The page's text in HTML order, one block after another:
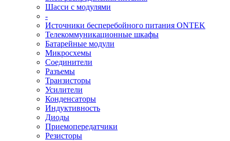
Шасси с модулями
-
Источники бесперебойного питания ONTEK
Телекоммуникационные шкафы
Батарейные модули
Микросхемы
Соединители
Разъемы
Транзисторы
Усилители
Конденсаторы
Индуктивность
Диоды
Приемопередатчики
Резисторы